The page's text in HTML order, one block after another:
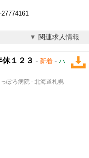
関連求人情報
１２３ - 新着 - ハ
ぽろ病院 - 北海道札幌